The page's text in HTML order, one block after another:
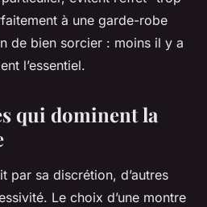
à une garde-robe
de bien sorcier : moins il y a
l’essentiel.
qui dominent la
par sa discrétion, d’autres
Le choix d’une montre